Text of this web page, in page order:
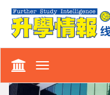
Toggle